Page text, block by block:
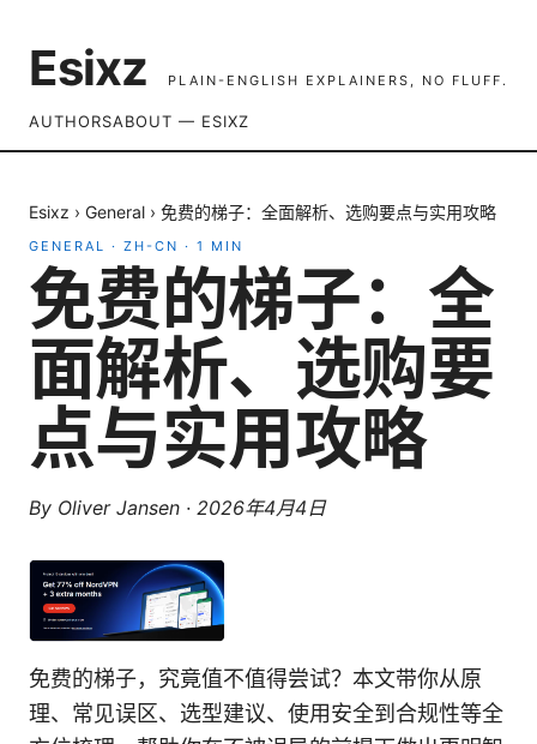
Esixz PLAIN-ENGLISH EXPLAINERS, NO FLUFF.
AUTHORSABOUT — ESIXZ
Esixz › General › 免费的梯子：全面解析、选购要点与实用攻略
GENERAL · ZH-CN · 1 MIN
免费的梯子：全
面解析、选购要
点与实用攻略
By Oliver Jansen · 2026年4月4日
免费的梯子，究竟值不值得尝试？本文带你从原
理、常见误区、选型建议、使用安全到合规性等全